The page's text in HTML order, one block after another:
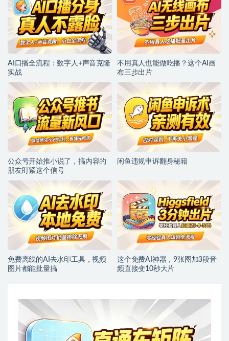
AI口播全流程：数字人+声音克隆
实战
不用真人也能做吃播？这个AI画
布三步出片
公众号开始推小说了，搞内容的
朋友盯紧这个信号
闲鱼违规申诉翻身秘籍
免费离线的AI去水印工具，视频
图片都能批量搞
这个免费AI神器，9张图加3段音
频直接变10秒大片